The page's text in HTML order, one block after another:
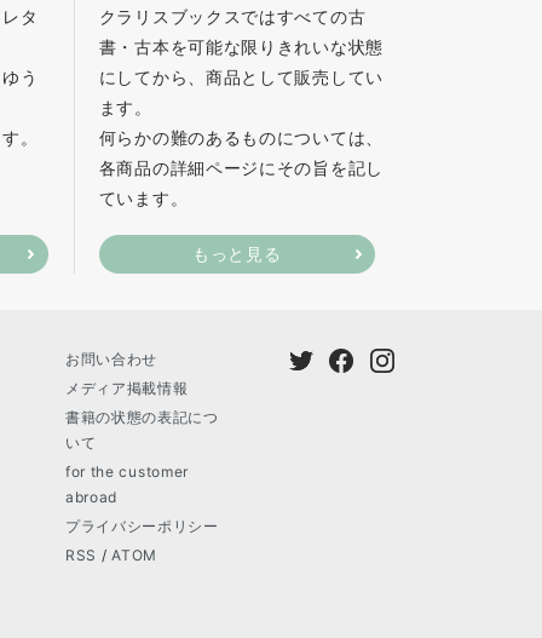
タ
う
。
クラリスブックスではすべての古
書・古本を可能な限りきれいな状態
にしてから、商品として販売してい
ます。
何らかの難のあるものについては、
各商品の詳細ページにその旨を記し
ています。
もっと見る
お問い合わせ
メディア掲載情報
書籍の状態の表記につ
いて
for the customer
abroad
プライバシーポリシー
RSS /ATOM